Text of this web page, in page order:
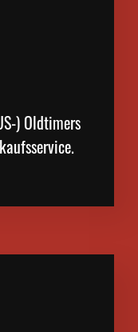
) Oldtimers